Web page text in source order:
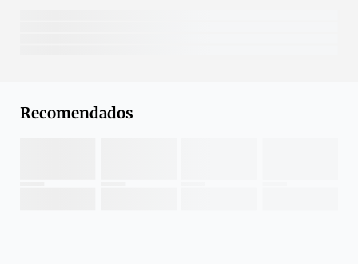
Recomendados